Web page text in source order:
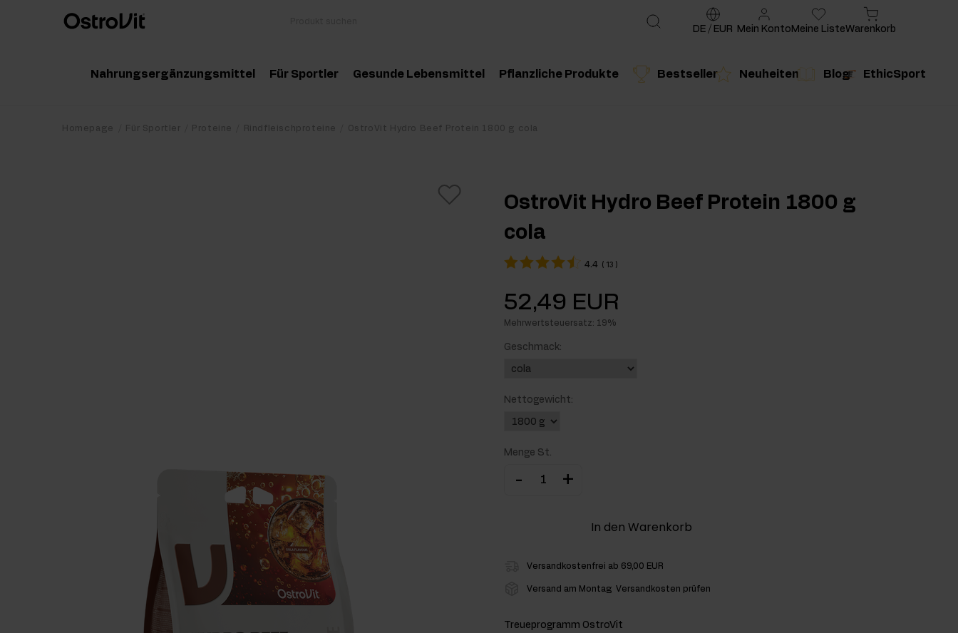
Nahrungsergänzungsmittel
Produktempfehlung
Für Sportler
Produktempfehlung
Gesunde Lebensmittel
Erdnussbutter
Pflanzliche Produkte Bestseller Neuheiten Blog EthicSport
DE / EUR Mein Konto Meine ListeWarenkorb
Homepage Für Sportler Proteine Rindfleischproteine OstroVit Hydro Beef Protein 1800 g cola
OstroVit Hydro Beef Protein 1800 g
cola
4.4 ( 13 )
52,49 EUR
Mehrwertsteuersatz: 19%
Geschmack:
Nettogewicht:
Menge St.
- +
In den Warenkorb
Versandkostenfrei ab 69,00 EUR
Versand am Montag Versandkosten prüfen
Treueprogramm OstroVit